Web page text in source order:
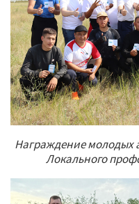
Награждение молодых
Локального